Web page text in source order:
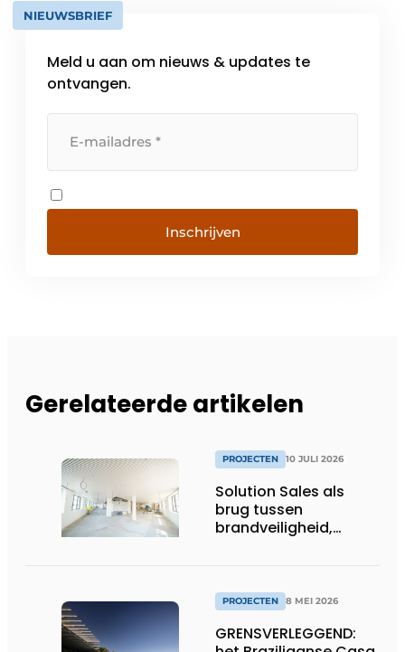
NIEUWSBRIEF
Meld u aan om nieuws & updates te
ontvangen.
Inschrijven
Gerelateerde artikelen
PROJECTEN 10 JULI 2026
Solution Sales als
brug tussen
brandveiligheid,
PROJECTEN 8 MEI 2026
GRENSVERLEGGEND: